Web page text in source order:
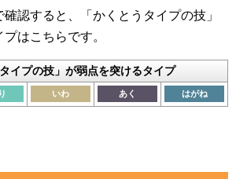
確認すると、「かくとうタイプの技」
はこちらです。
タイプの技」が弱点を突けるタイプ
いわ あく はがね